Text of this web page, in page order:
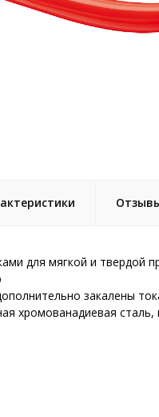
для мягкой и твердой
закалены
хромованадиевая